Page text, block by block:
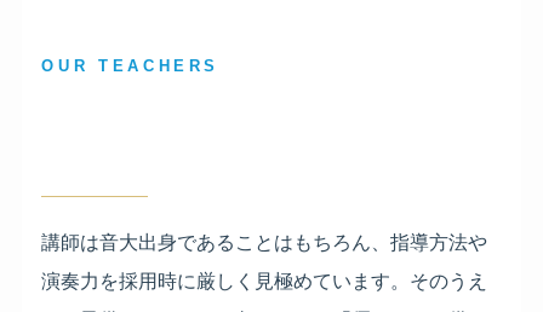
OUR TEACHERS
講師は音大出身であることはもちろん、指導方法や
演奏力を採用時に厳しく見極めています。そのうえ